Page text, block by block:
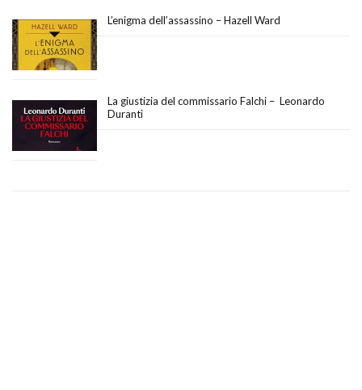
L’enigma dell’assassino – Hazell Ward
La giustizia del commissario Falchi – Leonardo
Duranti